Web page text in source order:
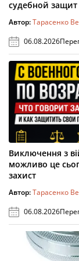
судебной защит
Автор:Тарасенко
06.08.2026
Виключення з
можливо це
захист
Автор:Тарасенко
06.08.2026